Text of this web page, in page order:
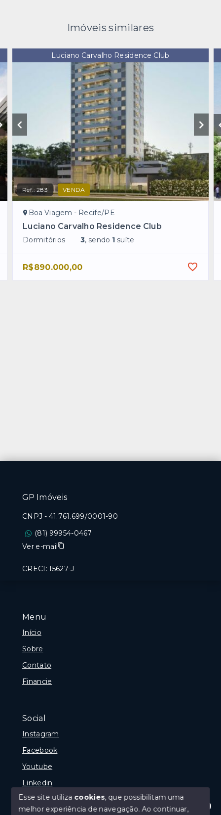
Imóveis similares
Luciano Carvalho Residence Club
Ref.:283 VENDA
Boa Viagem - Recife/PE
Luciano Carvalho Residence Club
Dormitórios 3, sendo 1 suíte
R$890.000,00
Menu
Início
Sobre
Contato
Financie
Social
Instagram
Facebook
Youtube
Linkedin
GP Imóveis
CNPJ - 41.761.699/0001-90
(81) 99954-0467
Ver e-mail
CRECI: 15627-J
Esse site utiliza cookies, que possibilitam uma
melhor experiência de navegação.Ao continuar,